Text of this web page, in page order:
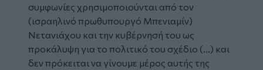
συμφωνίες χρησιμοποιούνται από τον
(ισραηλινό πρωθυπουργό Μπενιαμίν)
Νετανιάχου και την κυβέρνησή του ως
προκάλυψη για το πολιτικό του σχέδιο (...) και
δεν πρόκειται να γίνουμε μέρος αυτής της